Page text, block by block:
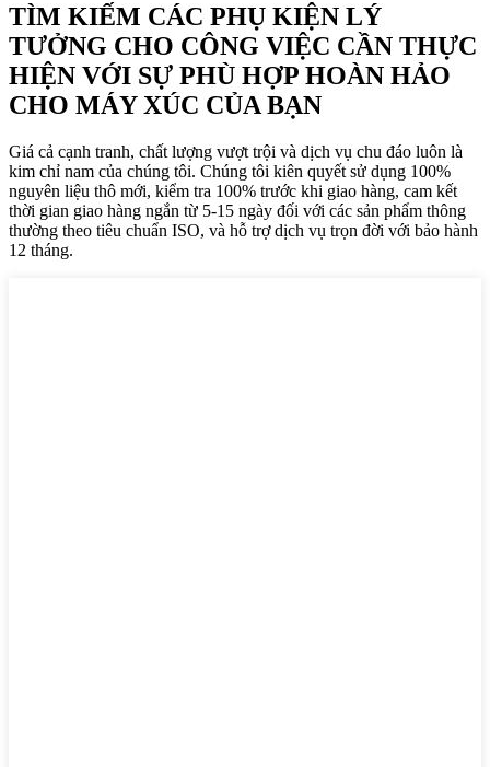
TÌM KIẾM CÁC PHỤ KIỆN LÝ
TƯỞNG CHO CÔNG VIỆC CẦN THỰC
HIỆN VỚI SỰ PHÙ HỢP HOÀN HẢO
CHO MÁY XÚC CỦA BẠN
Giá cả cạnh tranh, chất lượng vượt trội và dịch vụ chu đáo luôn là
kim chỉ nam của chúng tôi. Chúng tôi kiên quyết sử dụng 100%
nguyên liệu thô mới, kiểm tra 100% trước khi giao hàng, cam kết
thời gian giao hàng ngắn từ 5-15 ngày đối với các sản phẩm thông
thường theo tiêu chuẩn ISO, và hỗ trợ dịch vụ trọn đời với bảo hành
12 tháng.